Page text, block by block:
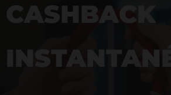
CASHBACK
INSTANTANÉ